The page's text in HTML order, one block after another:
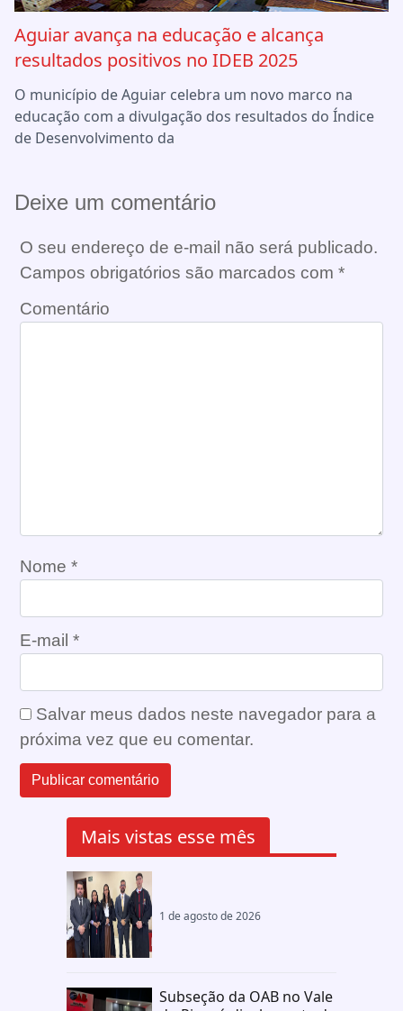
Aguiar avança na educação e alcança
resultados positivos no IDEB 2025
O município de Aguiar celebra um novo marco na
educação com a divulgação dos resultados do Índice
de Desenvolvimento da
Deixe um comentário
O seu endereço de e-mail não será publicado.
Campos obrigatórios são marcados com *
Comentário
Nome *
E-mail *
Salvar meus dados neste navegador para a
próxima vez que eu comentar.
Mais vistas esse mês
1 de agosto de 2026
Subseção da OAB no Vale